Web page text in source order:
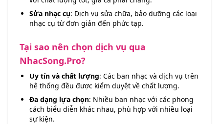
Sửa nhạc cụ: Dịch vụ sửa chữa, bảo dưỡng các loại
nhạc cụ từ đơn giản đến phức tạp.
Tại sao nên chọn dịch vụ qua
NhacSong.Pro?
Uy tín và chất lượng: Các ban nhạc và dịch vụ trên
hệ thống đều được kiểm duyệt về chất lượng.
Đa dạng lựa chọn: Nhiều ban nhạc với các phong
cách biểu diễn khác nhau, phù hợp với nhiều loại
sự kiện.